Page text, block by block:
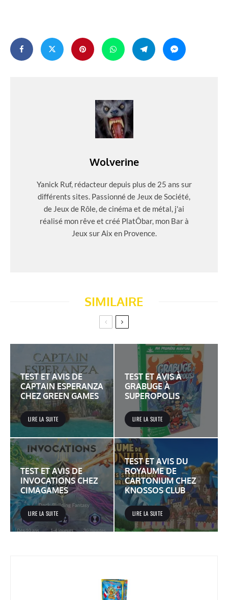
Wolverine
Yanick Ruf, rédacteur depuis plus de 25 ans sur
différents sites. Passionné de Jeux de Société,
de Jeux de Rôle, de cinéma et de métal, j'ai
réalisé mon rêve et créé PlatÔbar, mon Bar à
Jeux sur Aix en Provence.
SIMILAIRE
TEST ET AVIS DE
CAPTAIN ESPERANZA
CHEZ GREEN GAMES
LIRE LA SUITE
TEST ET AVIS À
GRABUGE À
SUPEROPOLIS
LIRE LA SUITE
TEST ET AVIS DE
INVOCATIONS CHEZ
CIMAGAMES
LIRE LA SUITE
TEST ET AVIS DU
ROYAUME DE
CARTONIUM CHEZ
KNOSSOS CLUB
LIRE LA SUITE